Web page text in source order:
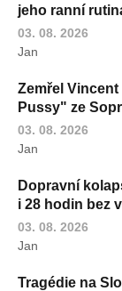
jeho ranní
03. 08. 2026
Jan
Zemřel
Pussy" ze
03. 08. 2026
Jan
Dopravní
i 28 hodin bez
03. 08. 2026
Jan
Tragédie na